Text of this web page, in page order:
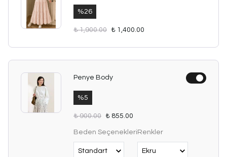
%26
₺ 1,900.00 ₺ 1,400.00
Penye Body
%5
₺ 900.00 ₺ 855.00
Beden SeçenekleriRenkler